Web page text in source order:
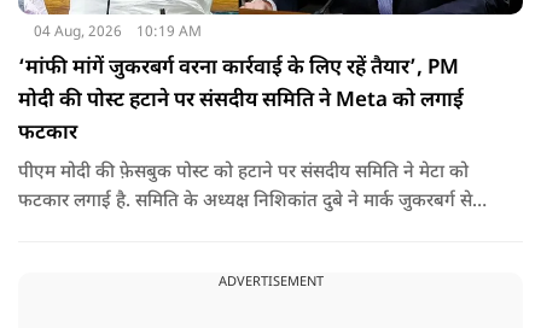
04 Aug, 2026 10:19 AM
‘मांफी मांगें जुकरबर्ग वरना कार्रवाई के लिए रहें तैयार’, PM
मोदी की पोस्ट हटाने पर संसदीय समिति ने Meta को लगाई
फटकार
पीएम मोदी की फ़ेसबुक पोस्ट को हटाने पर संसदीय समिति ने मेटा को
फटकार लगाई है. समिति के अध्यक्ष निशिकांत दुबे ने मार्क जुकरबर्ग से
ADVERTISEMENT